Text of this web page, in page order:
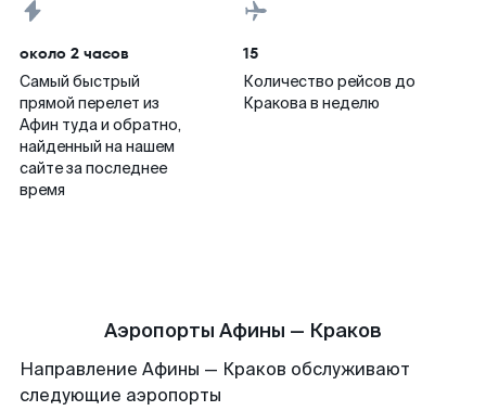
около 2 часов
Самый быстрый
прямой перелет из
Афин туда и обратно,
найденный на нашем
сайте за последнее
время
15
Количество рейсов до
Кракова в неделю
Аэропорты Афины — Краков
Направление Афины — Краков обслуживают
следующие аэропорты